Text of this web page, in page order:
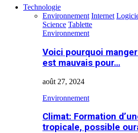
Technologie
Environnement Internet
Science Tablette
Environnement
Voici pourquoi
est mauvais pour…
août 27, 2024
Environnement
Climat: Formation
tropicale, possible